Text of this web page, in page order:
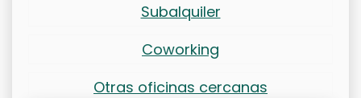
Subalquiler
Coworking
Otras oficinas cercanas